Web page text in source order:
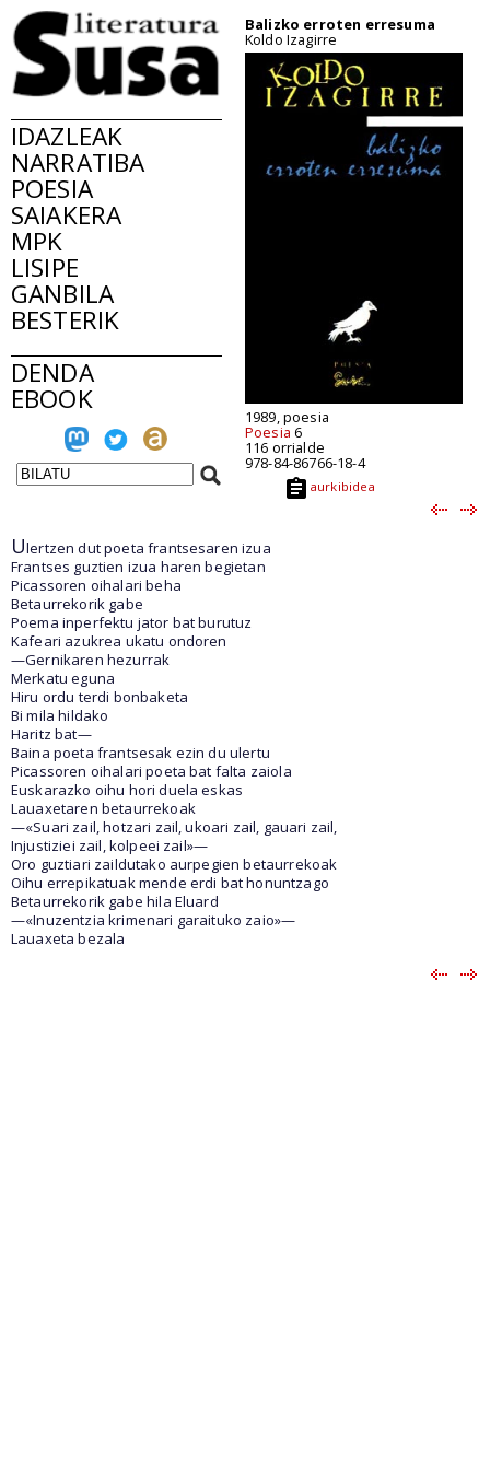
IDAZLEAK
NARRATIBA
POESIA
SAIAKERA
MPK
LISIPE
GANBILA
BESTERIK
DENDA
EBOOK
Balizko erroten erresuma
Koldo Izagirre
1989, poesia
Poesia 6
116 orrialde
978-84-86766-18-4
aurkibidea
Ulertzen dut poeta frantsesaren izua
Frantses guztien izua haren begietan
Picassoren oihalari beha
Betaurrekorik gabe
Poema inperfektu jator bat burutuz
Kafeari azukrea ukatu ondoren
—Gernikaren hezurrak
Merkatu eguna
Hiru ordu terdi bonbaketa
Bi mila hildako
Haritz bat—
Baina poeta frantsesak ezin du ulertu
Picassoren oihalari poeta bat falta zaiola
Euskarazko oihu hori duela eskas
Lauaxetaren betaurrekoak
—«Suari zail, hotzari zail, ukoari zail, gauari zail,
Injustiziei zail, kolpeei zail»—
Oro guztiari zaildutako aurpegien betaurrekoak
Oihu errepikatuak mende erdi bat honuntzago
Betaurrekorik gabe hila Eluard
—«Inuzentzia krimenari garaituko zaio»—
Lauaxeta bezala